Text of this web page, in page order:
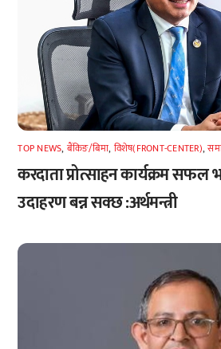
TOP NEWS, बैंकिङ/बिमा, विशेष(FRONT-CENTER),
करदाता प्रोत्साहन कार्यक्रम सफल भए
उदाहरण बन्न सक्छ :अर्थमन्त्री